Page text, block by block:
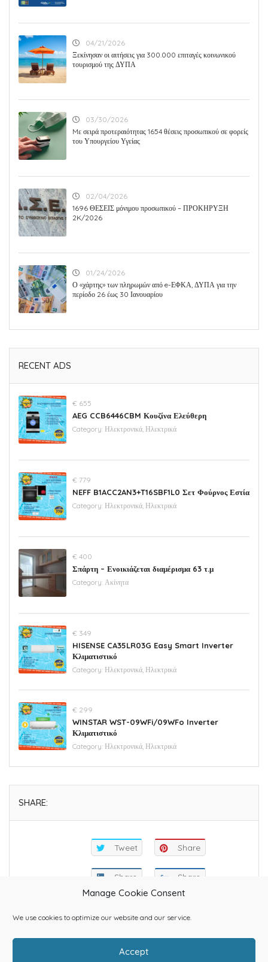
Manage Cookie Consent
We use cookies to optimize our website and our service.
Accept
04/21/2026
Ξεκίνησαν οι αιτήσεις για 300.000 επιταγές κοινωνικού
τουρισμού της ΔΥΠΑ
03/30/2026
Mε σειρά προτεραιότητας 1654 θέσεις προσωπικού σε φορείς
του Υπουργείου Υγείας
02/04/2026
1696 ΘΕΣΕΙΣ μόνιμου προσωπικού – ΠΡΟΚΗΡΥΞΗ
2K/2026
01/24/2026
Ο «χάρτης» των πληρωμών από e-ΕΦΚΑ, ΔΥΠΑ για την
περίοδο 26 έως 30 Ιανουαρίου
RECENT ADS
€ 655
AEG CCB6446CBM Κουζίνα Ελεύθερη
Category: Ηλεκτρονικά, Ηλεκτρικά
€ 779
NEFF B1ACC2AN3+T16SBF1L0 Σετ Φούρνος Εστία
Category: Ηλεκτρονικά, Ηλεκτρικά
€ 400
Σπάρτη – Ενοικιάζεται διαμέρισμα 63 τ.μ
Category: Ακίνητα
€ 349
HISENSE CA35LR03G Easy Smart Inverter
Κλιματιστικό
Category: Ηλεκτρονικά, Ηλεκτρικά
€ 299
WINSTAR WST-09WFi/09WFo Inverter
Κλιματιστικό
Category: Ηλεκτρονικά, Ηλεκτρικά
SHARE:
Tweet Share
Share Share